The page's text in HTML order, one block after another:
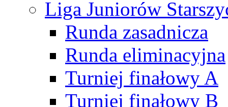
Liga Juniorów
Runda zasadnicza
Runda eliminacyjna
Turniej finałowy A
Turniej finałowy B